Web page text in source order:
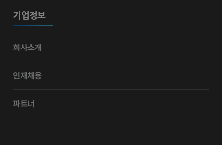
기업정보
회사소개
인재채용
파트너